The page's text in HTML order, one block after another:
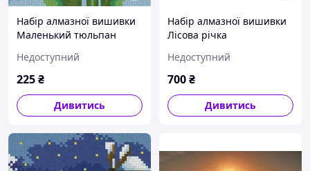
Набір алмазної вишивки
Маленький тюльпан
Недоступний
225₴
Дивитись
Набір алмазної вишивки
Лісова річка
Недоступний
700₴
Дивитись